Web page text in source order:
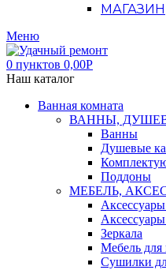
МАГАЗИН
Меню
0 пунктов 0,00Р
Наш каталог
Ванная комната
ВАННЫ,
Ванны
Душевые
Поддоны
МЕБЕЛЬ,
Аксессуары
Зеркала
Мебель
Сушилки